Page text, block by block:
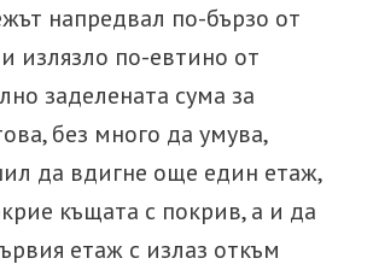
напредвал по-бързо от
излязло по-евтино от
заделената сума за
без много да умува,
да вдигне още един етаж,
къщата с покрив, а и да
етаж с излаз откъм